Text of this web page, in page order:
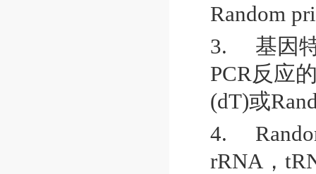
Random
3.
基因
PCR反应
(dT)或
4.
rRNA ，